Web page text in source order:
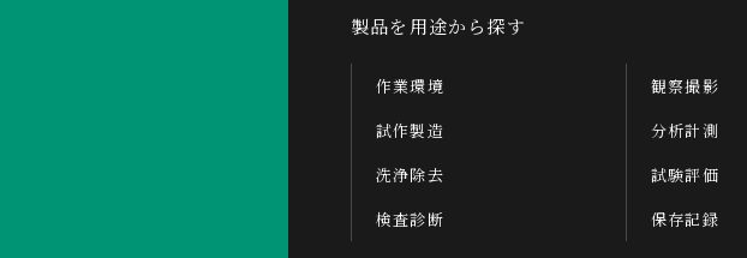
製品を用途から探す
作業環境
試作製造
洗浄除去
検査診断
観察撮影
分析計測
試験評価
保存記録